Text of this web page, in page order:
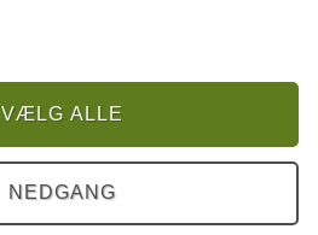
Ferielejligheder
VÆLG ALLE
NEDGANG